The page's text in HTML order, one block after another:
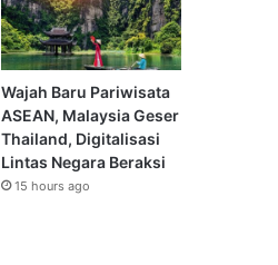
Wajah Baru Pariwisata
ASEAN, Malaysia Geser
Thailand, Digitalisasi
Lintas Negara Beraksi
15 hours ago